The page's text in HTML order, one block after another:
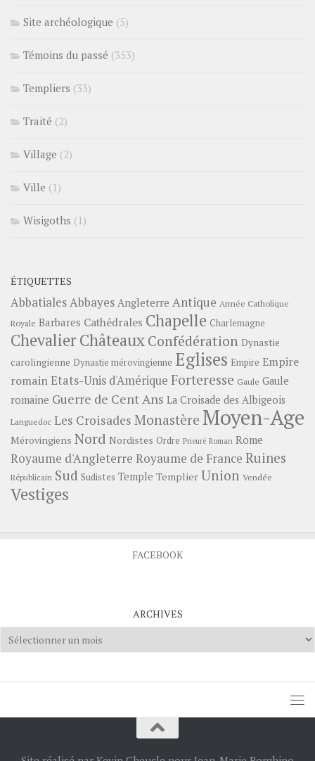
Site archéologique (5)
Témoins du passé (353)
Templiers (33)
Traité (2)
Village (2)
Ville (1)
Wisigoths (1)
ÉTIQUETTES
Abbatiales Abbayes Angleterre Antique Armée Catholique
Royale Barbares Cathédrales Chapelle Charlemagne
ChevalierChâteauxConfédération Dynastie
carolingienne Dynastie mérovingienne Eglises Empire Empire
romainEtats-Unis d'Amérique Forteresse Gaule Gaule
romaine Guerre de Cent Ans La Croisade des Albigeois
Languedoc Les Croisades Monastère Moyen-Age
Mérovingiens Nord Nordistes Ordre Prieuré Roman Rome
Royaume d'Angleterre Royaume de France Ruines
Républicain Sud Sudistes Temple Templier Union Vendée
Vestiges
FACEBOOK
ARCHIVES
Archives